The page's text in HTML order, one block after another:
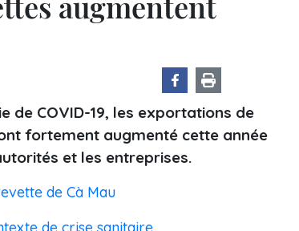
de COVID-19, les exportations de
fortement augmenté cette année
et les entreprises.
de Cà Mau